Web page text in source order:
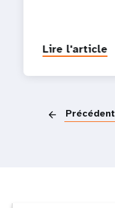
Lire l'article
Précédent